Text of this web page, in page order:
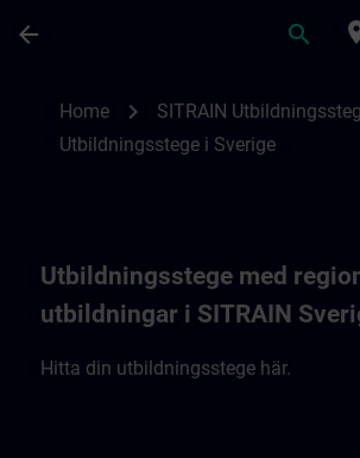
arrow_back search
Home chevron_right SITRAIN
Utbildningsstege i Sverige
Utbildningsstege med
utbildningar i SITRAIN
Hitta din utbildningsstege här.